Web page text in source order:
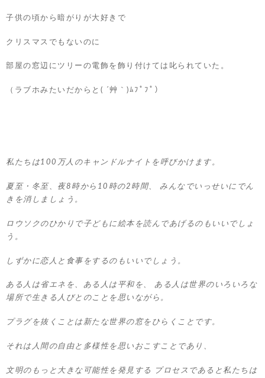
子供の頃から暗がりが大好きで
クリスマスでもないのに
部屋の窓辺にツリーの電飾を飾り付けては叱られていた。
（ラブホみたいだからと( ´艸｀)ﾑﾌﾟﾌﾟ）
私たちは100万人のキャンドルナイトを呼びかけます。
夏至・冬至、夜8時から10時の2時間、 みんなでいっせいにでん
きを消しましょう。
ロウソクのひかりで子どもに絵本を読んであげるのもいいでしょ
う。
しずかに恋人と食事をするのもいいでしょう。
ある人は省エネを、ある人は平和を、 ある人は世界のいろいろな
場所で生きる人びとのことを思いながら。
プラグを抜くことは新たな世界の窓をひらくことです。
それは人間の自由と多様性を思いおこすことであり、
文明のもっと大きな可能性を発見する プロセスであると私たちは